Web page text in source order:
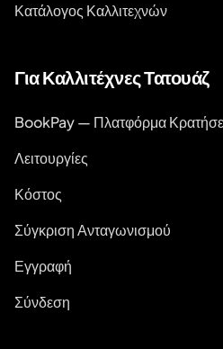
Κατάλογος Καλλιτεχνών
Για Καλλιτέχνες Τατουάζ
BookPay — Πλατφόρμα
Λειτουργίες
Κόστος
Σύγκριση Ανταγωνισμού
Εγγραφή
Σύνδεση